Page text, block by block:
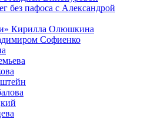
без пафоса с Александрой
Кирилла Олюшкина
Софиенко